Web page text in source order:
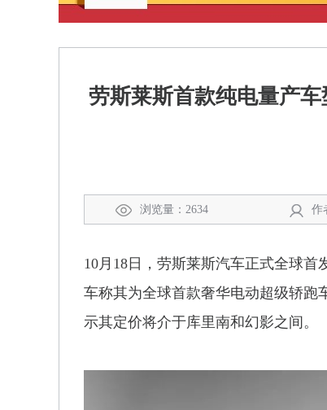
劳斯莱斯首款纯电量产
浏览量：2634 作
10月18日，劳斯莱斯汽车正式全球
车称其为全球首款奢华电动超级轿跑
示其定价将介于库里南和幻影之间。